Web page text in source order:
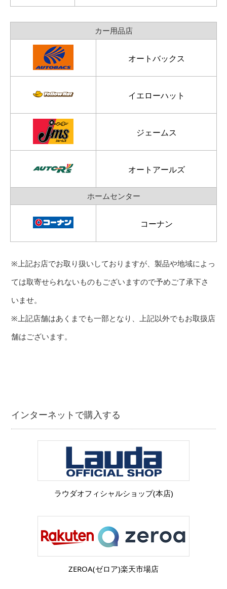
カー用品店
オートバックス
イエローハット
ジェームス
オートアールズ
ホームセンター
コーナン
※上記お店でお取り扱いしておりますが、製品や地域によっ
ては取寄せられないものもございますので予めご了承下さ
いませ。
※上記店舗はあくまでも一部となり、上記以外でもお取扱店
舗はございます。
インターネットで購入する
ラウダオフィシャルショップ(本店)
ZEROA(ゼロア)楽天市場店